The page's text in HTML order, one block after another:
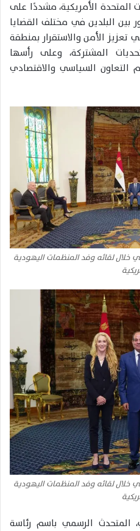
المتحدة الأمريكية، مشددًا على
بين البلدين في مختلف القضايا
تعزيز الأمن والاستقرار بمنطقة
المشتركة، وعلى رأسها
التعاون السياسي والاقتصادي
خلال لقائه وفد المنظمات اليهودية
خلال لقائه وفد المنظمات اليهودية
المتحدث الرسمي باسم رئاسة